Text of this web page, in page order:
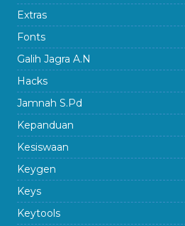
Extras
Fonts
Galih Jagra A.N
Hacks
Jamnah S.Pd
Kepanduan
Kesiswaan
Keygen
Keys
Keytools